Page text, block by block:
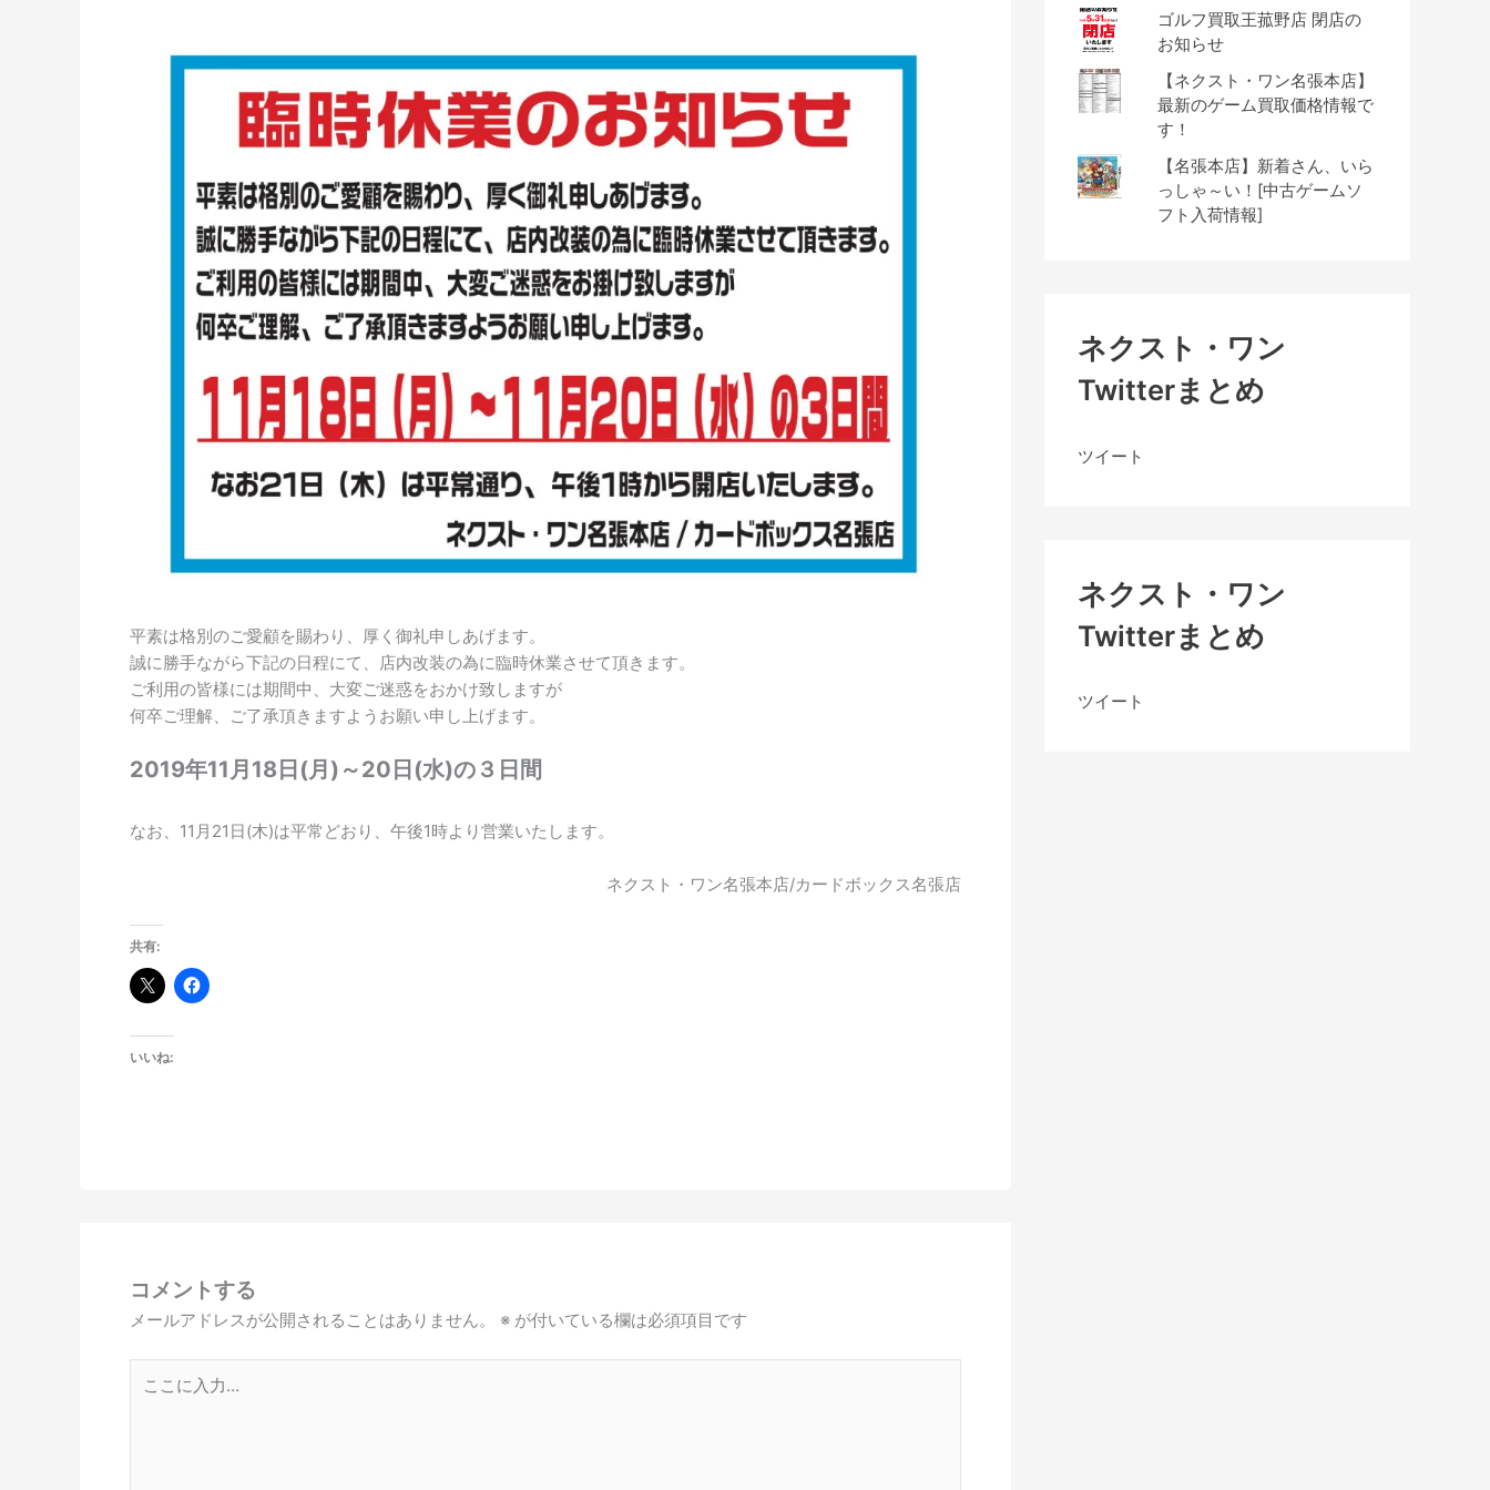
平素は格別のご愛顧を賜わり、厚く御礼申しあげます。
誠に勝手ながら下記の日程にて、店内改装の為に臨時休業させて頂きます。
ご利用の皆様には期間中、大変ご迷惑をおかけ致しますが
何卒ご理解、ご了承頂きますようお願い申し上げます。
2019年11月18日(月)～20日(水)の３日間
なお、11月21日(木)は平常どおり、午後1時より営業いたします。
ネクスト・ワン名張本店/カードボックス名張店
共有:
いいね:
コメントする
メールアドレスが公開されることはありません。 ※ が付いている欄は必須項目です
ゴルフ買取王菰野店 閉店の
お知らせ
【ネクスト・ワン名張本店】
最新のゲーム買取価格情報で
す！
【名張本店】新着さん、いら
っしゃ～い！[中古ゲームソ
フト入荷情報]
ネクスト・ワン
Twitterまとめ
ツイート
ネクスト・ワン
Twitterまとめ
ツイート